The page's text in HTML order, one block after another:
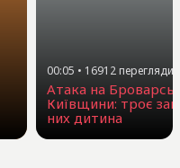
00:05 • 16912 перегляди
Атака на
Київщини: троє
них дитина